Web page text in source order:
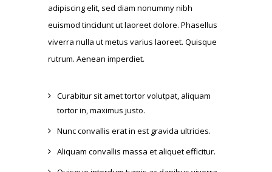
adipiscing elit, sed diam nonummy nibh
euismod tincidunt ut laoreet dolore. Phasellus
viverra nulla ut metus varius laoreet. Quisque
rutrum. Aenean imperdiet.
Curabitur sit amet tortor volutpat, aliquam
tortor in, maximus justo.
Nunc convallis erat in est gravida ultricies.
Aliquam convallis massa et aliquet efficitur.